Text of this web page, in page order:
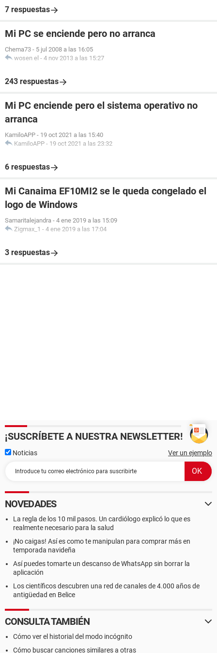
7 respuestas
Mi PC se enciende pero no arranca
Chema73 - 5 jul 2008 a las 16:05
wosen el - 4 nov 2013 a las 15:27
243 respuestas
Mi PC enciende pero el sistema operativo no
arranca
KamiloAPP - 19 oct 2021 a las 15:40
KamiloAPP - 19 oct 2021 a las 23:32
6 respuestas
Mi Canaima EF10MI2 se le queda congelado el
logo de Windows
Samaritalejandra - 4 ene 2019 a las 15:09
Zigmax_1 - 4 ene 2019 a las 17:04
3 respuestas
¡SUSCRÍBETE A NUESTRA NEWSLETTER!
Noticias Ver un ejemplo
NOVEDADES
La regla de los 10 mil pasos. Un cardiólogo explicó lo que es
realmente necesario para la salud
¡No caigas! Así es como te manipulan para comprar más en
temporada navideña
Así puedes tomarte un descanso de WhatsApp sin borrar la
aplicación
Los científicos descubren una red de canales de 4.000 años de
antigüedad en Belice
CONSULTA TAMBIÉN
Cómo ver el historial del modo incógnito
Cómo buscar canciones similares a otras